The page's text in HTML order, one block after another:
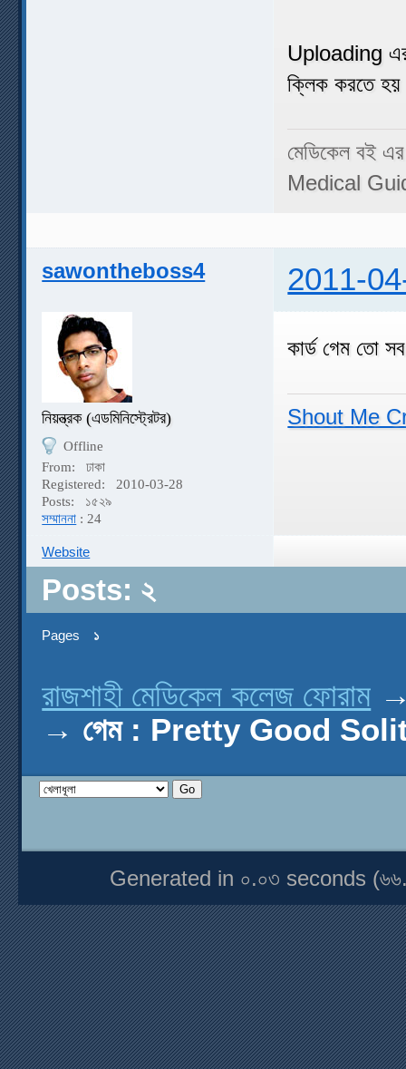
Uploading
ক্লিক করতে
মেডিকেল বই
Medical
sawontheboss4 2011-
নিয়ন্ত্রক (এডমিনিস্ট্রেটর)
Offline
From:
ঢাকা
Registered:
2010-03-28
Posts:
১৫২৯
সম্মাননা : 24
কার্ড গেম তো
Shout Me
Website
Posts: ২
Pages ১
রাজশাহী মেডিকেল কলেজ ফোরাম
→ গেম : Pretty Good
Generated in ০.০৩ seconds